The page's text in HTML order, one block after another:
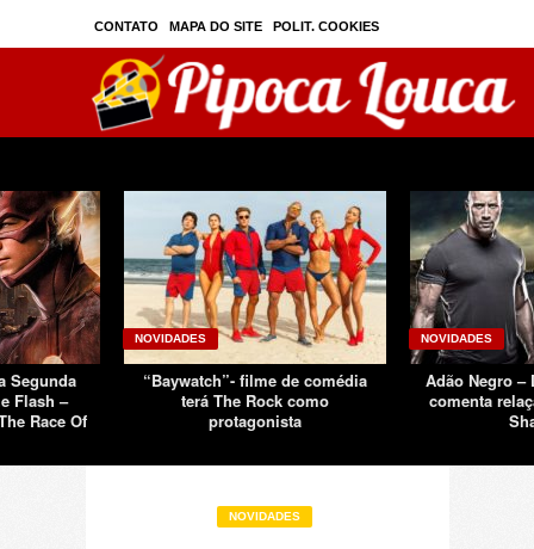
CONTATO MAPA DO SITE POLIT. COOKIES
PRIVAC./SEGURANÇA
Segunda
Flash –
Race Of
NOVIDADES
“Baywatch”- filme de comédia
terá The Rock como
protagonista
NOVIDADES
Adão Negro –
comenta
NOVIDADES